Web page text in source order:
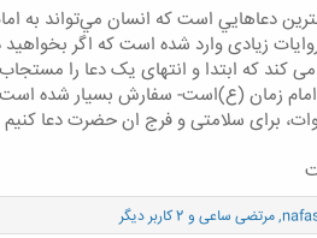
دعا‌هايي است كه انسان مي‌تواند
زیادی وارد شده است که اگر
کند که ابتدا و انتهای یک دعا را
زمان (ع)است- سفارش بسیار شده
برای سلامتی و فرج ان حضرت دعا کنیم
,مرتضی ساعی و 2 کاربر دیگر